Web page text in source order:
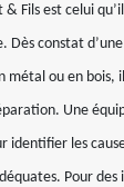
Fils est celui
Dès constat
métal ou en bois,
Une
identifier les
Pour